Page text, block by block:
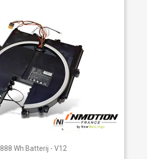
888 Wh Batterij - V12